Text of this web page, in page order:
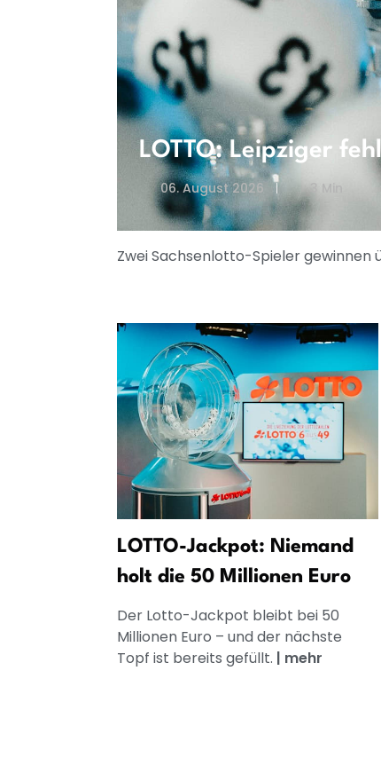
LOTTO: Leipziger
06. August 2026 3 Min
Zwei Sachsenlotto-Spieler
LOTTO-Jackpot: Niemand
holt die 50 Millionen Euro
Der Lotto-Jackpot bleibt bei 50
Millionen Euro – und der nächste
Topf ist bereits gefüllt. | mehr